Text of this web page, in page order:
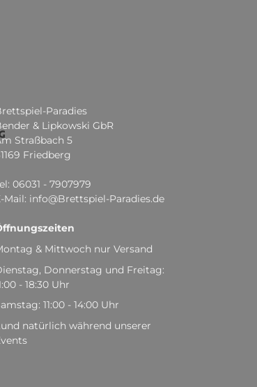
Paradies
& Lipkowski GbR
Straßbach 5
Friedberg
06031 - 7907979
Mail: info@Brettspiel-Paradies.de
& Mittwoch nur Versand
Donnerstag und Freitag:
- 18:30 Uhr
11:00 - 14:00 Uhr
natürlich während unserer